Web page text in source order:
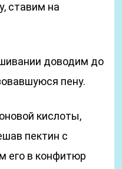
ставим на
доводим до
пену.
кислоты,
пектин с
его в конфитюр